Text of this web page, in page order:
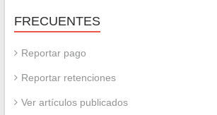
FRECUENTES
Reportar pago
Reportar retenciones
Ver artículos publicados